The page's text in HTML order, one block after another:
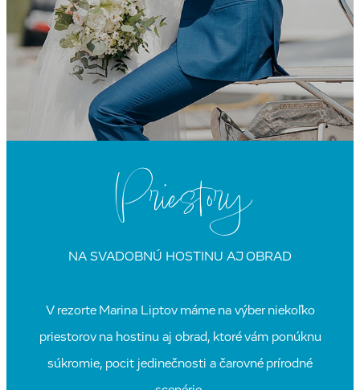
Priestory
NA SVADOBNÚ HOSTINU AJ OBRAD
V rezorte Marina Liptov máme na výber niekoľko
priestorov na hostinu aj obrad, ktoré vám ponúknu
súkromie, pocit jedinečnosti a čarovné prírodné